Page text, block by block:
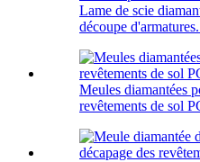
Lame de scie
découpe
Meules diamantées
revêtements de sol